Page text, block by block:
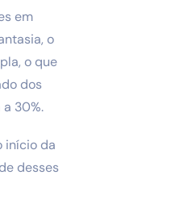
em
o
o que
dos
30%.
início da
desses